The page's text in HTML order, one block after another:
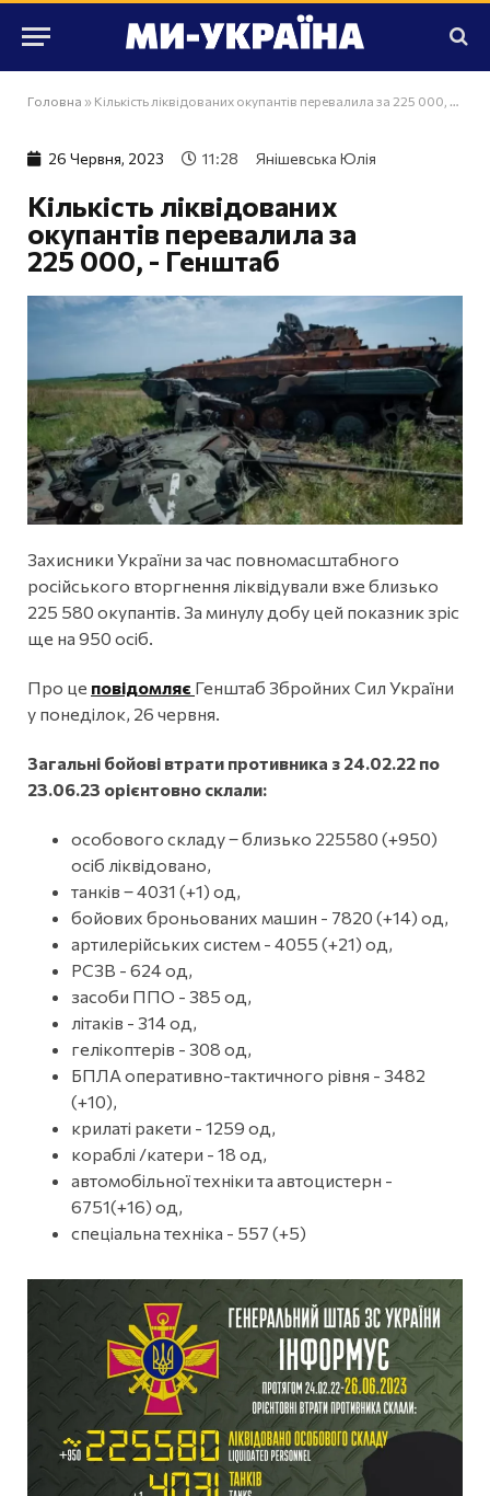
Головна » Кількість ліквідованих окупантів перевалила за 225 000, - Генштаб
26 Червня, 2023 11:28 Янішевська Юлія
Кількість ліквідованих
окупантів перевалила за
225 000, - Генштаб
Захисники України за час повномасштабного
російського вторгнення ліквідували вже близько
225 580 окупантів. За минулу добу цей показник зріс
ще на 950 осіб.
Про це повідомляє Генштаб Збройних Сил України
у понеділок, 26 червня.
Загальні бойові втрати противника з 24.02.22 по
23.06.23 орієнтовно склали:
особового складу ‒ близько 225580 (+950)
осіб ліквідовано,
танків ‒ 4031 (+1) од,
бойових броньованих машин - 7820 (+14) од,
артилерійських систем - 4055 (+21) од,
РСЗВ - 624 од,
засоби ППО - 385 од,
літаків - 314 од,
гелікоптерів - 308 од,
БПЛА оперативно-тактичного рівня - 3482
(+10),
крилаті ракети - 1259 од,
кораблі /катери - 18 од,
автомобільної техніки та автоцистерн -
6751(+16) од,
спеціальна техніка - 557 (+5)